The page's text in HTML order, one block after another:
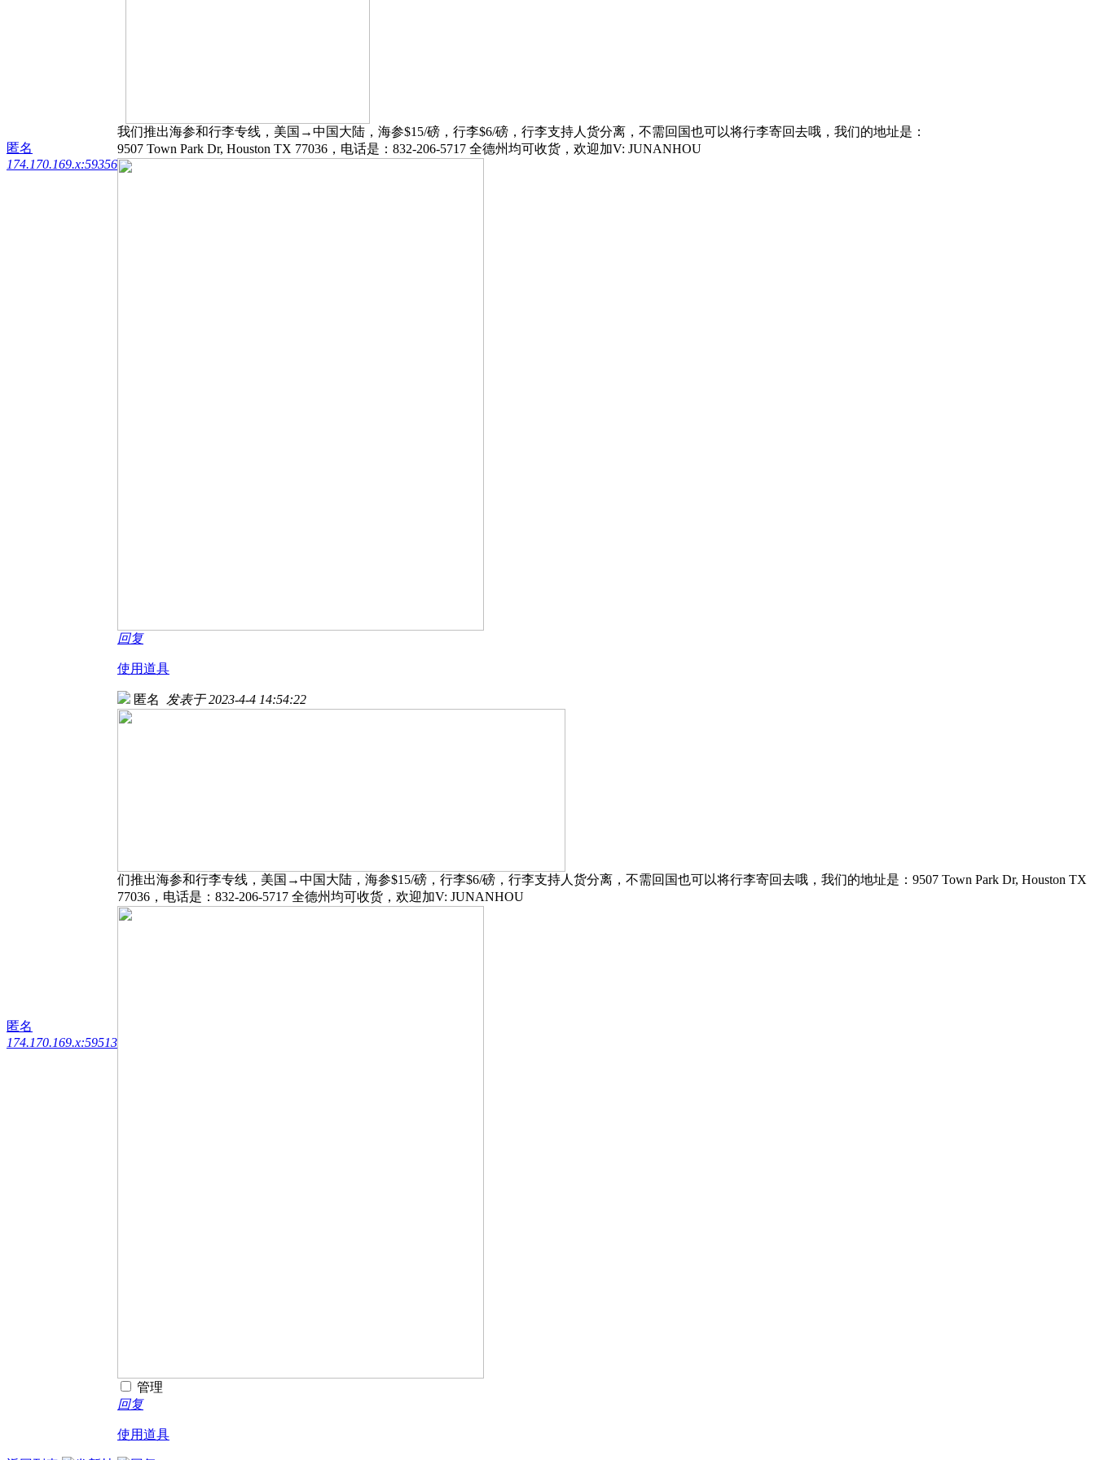
匿名
174.170.169.x:59356
我们推出海参和行李专线，美国→中国大陆，海参$15/磅，行李$6/磅，行李支持人货分离，不需回国也可以将行李寄回去哦，我们的地址是：
9507 Town Park Dr, Houston TX 77036，电话是：832-206-5717 全德州均可收货，欢迎加V: JUNANHOU
回复
使用道具
匿名
174.170.169.x:59513
匿名 发表于 2023-4-4 14:54:22
们推出海参和行李专线，美国→中国大陆，海参$15/磅，行李$6/磅，行李支持人货分离，不需回国也可以将行李寄回去哦，我们的地址是：9507 Town Park Dr, Houston TX
77036，电话是：832-206-5717 全德州均可收货，欢迎加V: JUNANHOU
管理
回复
使用道具